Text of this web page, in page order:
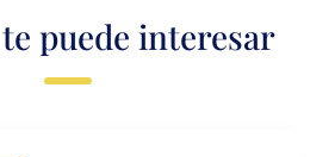
puede interesar